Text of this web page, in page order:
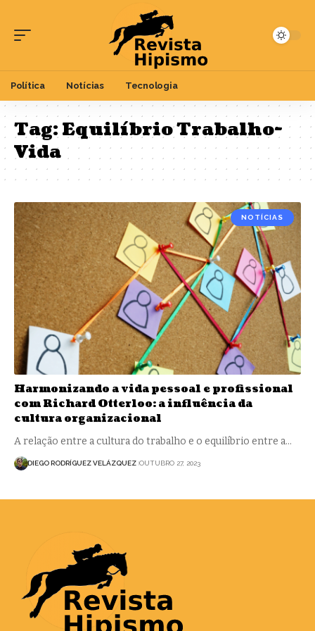
Política Notícias Tecnologia
Tag:Equilíbrio Trabalho-
Vida
NOTÍCIAS
Harmonizando a vida pessoal e profissional
com Richard Otterloo: a influência da
cultura organizacional
A relação entre a cultura do trabalho e o equilíbrio entre a…
DIEGO RODRÍGUEZ VELÁZQUEZ OUTUBRO 27, 2023